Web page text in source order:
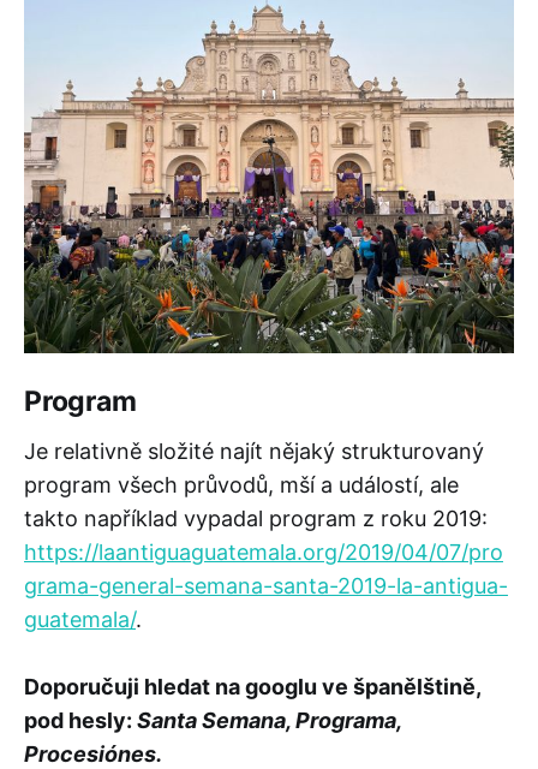
Program
Je relativně složité najít nějaký strukturovaný
program všech průvodů, mší a událostí, ale
takto například vypadal program z roku 2019:
https://laantiguaguatemala.org/2019/04/07/pro
grama-general-semana-santa-2019-la-antigua-
guatemala/.
Doporučuji hledat na googlu ve španělštině,
pod hesly: Santa Semana, Programa,
Procesiónes.